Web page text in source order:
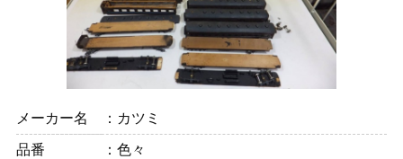
メーカー名 カツミ
品番 色々